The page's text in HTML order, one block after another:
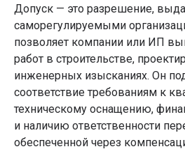
Допуск — это разрешение,
саморегулируемыми
позволяет компании или ИП
работ в строительстве,
инженерных изысканиях. Он
соответствие требованиям к
техническому оснащению,
и наличию ответственности
обеспеченной через